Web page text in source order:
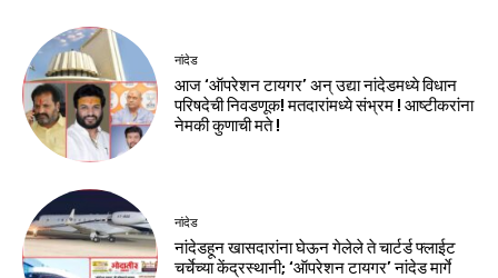
नांदेड
आज ‘ऑपरेशन टायगर’ अन् उद्या नांदेडमध्ये विधान
परिषदेची निवडणूक! मतदारांमध्ये संभ्रम ! आष्टीकरांना
नेमकी कुणाची मते !
नांदेड
नांदेडहून खासदारांना घेऊन गेलेले ते चार्टर्ड फ्लाईट
चर्चेच्या केंद्रस्थानी; ‘ऑपरेशन टायगर’ नांदेड मार्गे